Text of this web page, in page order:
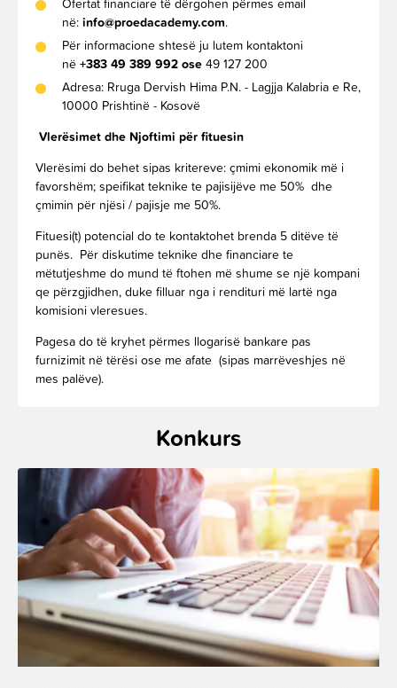
Ofertat financiare të dërgohen përmes email
në: info@proedacademy.com.
Për informacione shtesë ju lutem kontaktoni
në +383 49 389 992 ose 49 127 200
Adresa: Rruga Dervish Hima P.N. - Lagjja Kalabria e Re,
10000 Prishtinë - Kosovë
Vlerësimet dhe Njoftimi për fituesin
Vlerësimi do behet sipas kritereve: çmimi ekonomik më i
favorshëm; speifikat teknike te pajisijëve me 50% dhe
çmimin për njësi / pajisje me 50%.
Fituesi(t) potencial do te kontaktohet brenda 5 ditëve të
punës. Për diskutime teknike dhe financiare te
mëtutjeshme do mund të ftohen më shume se një kompani
qe përzgjidhen, duke filluar nga i rendituri më lartë nga
komisioni vleresues.
Pagesa do të kryhet përmes llogarisë bankare pas
furnizimit në tërësi ose me afate (sipas marrëveshjes në
mes palëve).
Konkurs